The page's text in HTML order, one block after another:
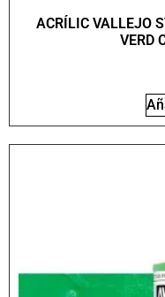
ACRÍLIC VALLEJO
VERD